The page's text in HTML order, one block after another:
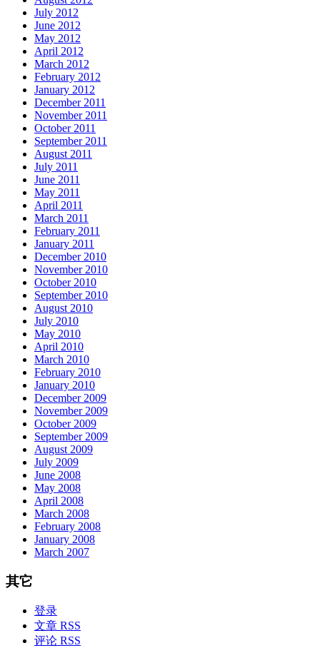
July 2012
June 2012
May 2012
April 2012
March 2012
February 2012
January 2012
December 2011
November 2011
October 2011
September 2011
August 2011
July 2011
June 2011
May 2011
April 2011
March 2011
February 2011
January 2011
December 2010
November 2010
October 2010
September 2010
August 2010
July 2010
May 2010
April 2010
March 2010
February 2010
January 2010
December 2009
November 2009
October 2009
September 2009
August 2009
July 2009
June 2008
May 2008
April 2008
March 2008
February 2008
January 2008
March 2007
其它
登录
文章 RSS
评论 RSS